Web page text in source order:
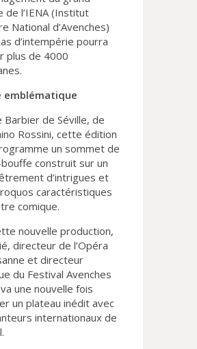
de l’IENA (Institut
National d’Avenches)
d’intempérie pourra
plus de 4000
emblématique
Barbier de Séville, de
Rossini, cette édition
un sommet de
bouffe construit sur un
d’intrigues et
caractéristiques
comique.
nouvelle production,
directeur de l’Opéra
et directeur
du Festival Avenches
une nouvelle fois
un plateau inédit avec
internationaux de